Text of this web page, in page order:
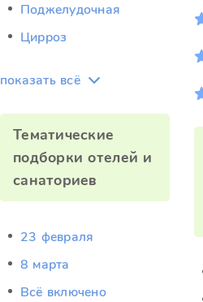
Поджелудочная
Цирроз
показать всё
Тематические
подборки отелей и
санаториев
23 февраля
8 марта
Всё включено